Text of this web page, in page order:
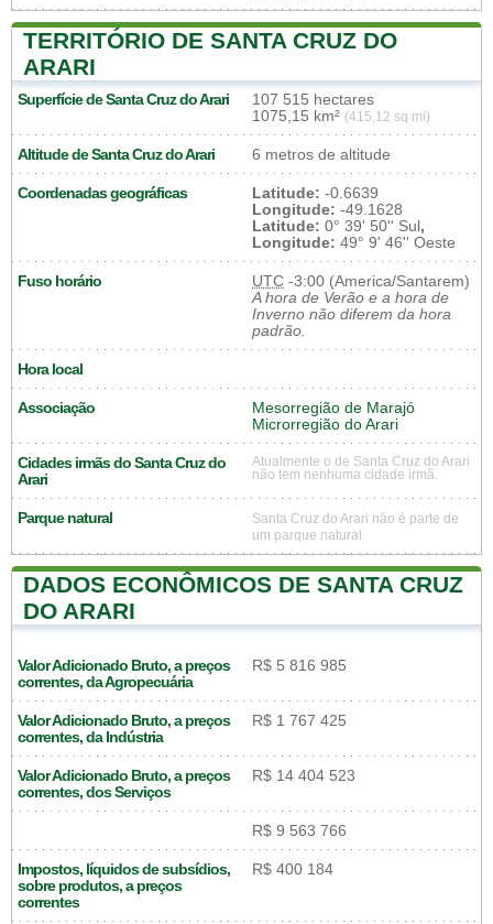
TERRITÓRIO DE SANTA CRUZ DO
ARARI
Superfície de Santa Cruz do Arari
107 515 hectares
1075,15 km² (415,12 sq mi)
Altitude de Santa Cruz do Arari 6 metros de altitude
Coordenadas geográficas Latitude: -0.6639
Longitude: -49.1628
Latitude: 0° 39' 50'' Sul,
Longitude: 49° 9' 46'' Oeste
Fuso horário UTC -3:00 (America/Santarem)
A hora de Verão e a hora de
Inverno não diferem da hora
padrão.
Hora local
Associação
Mesorregião de Marajó
Microrregião do Arari
Cidades irmãs do Santa Cruz do
Arari
Atualmente o de Santa Cruz do Arari
não tem nenhuma cidade irmã.
Parque natural
Santa Cruz do Arari não é parte de
um parque natural
DADOS ECONÔMICOS DE SANTA CRUZ
DO ARARI
Valor Adicionado Bruto, a preços
correntes, da Agropecuária
R$ 5 816 985
Valor Adicionado Bruto, a preços
correntes, da Indústria
R$ 1 767 425
Valor Adicionado Bruto, a preços
correntes, dos Serviços
R$ 14 404 523
R$ 9 563 766
Impostos, líquidos de subsídios,
sobre produtos, a preços
correntes
R$ 400 184